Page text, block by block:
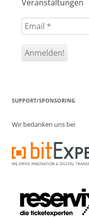
Veranstaltungen
SUPPORT/SPONSORING
Wir bedanken uns bei